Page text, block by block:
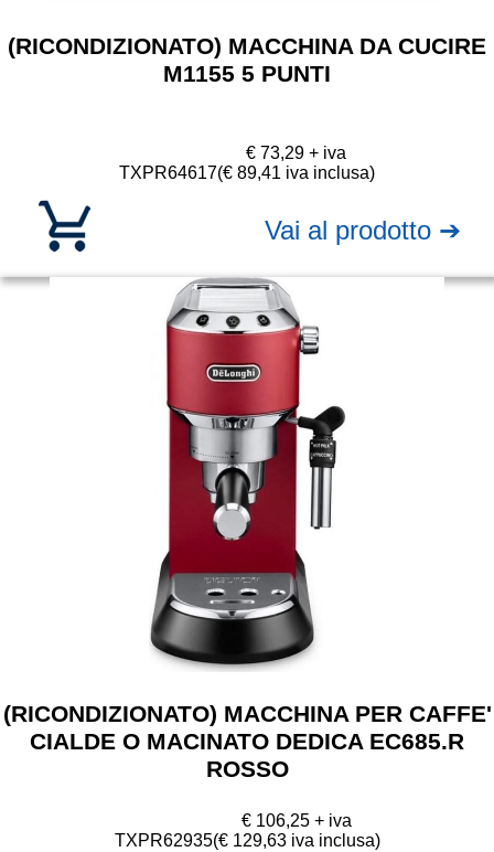
(RICONDIZIONATO) MACCHINA DA CUCIRE
M1155 5 PUNTI
TXPR64617
€ 73,29 + iva
(€ 89,41 iva inclusa)
Vai al prodotto ➔
(RICONDIZIONATO) MACCHINA PER CAFFE'
CIALDE O MACINATO DEDICA EC685.R
ROSSO
TXPR62935
€ 106,25 + iva
(€ 129,63 iva inclusa)